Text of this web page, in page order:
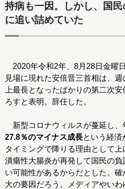
持病も一因。しかし、国
に追い詰めていた
2020年令和2年、8月28日金曜
見場に現れた安倍晋三首相は、週
上最長となったばかりの第二次
ろすと表明。辞任した。
新型コロナウィルスが蔓延し、
27.8％のマイナス成長という経済
タイミングで降りる理由として
潰瘍性大腸炎が再発して国民の負
い可能性があるからだとした。
大の要因だろう。メディアやい